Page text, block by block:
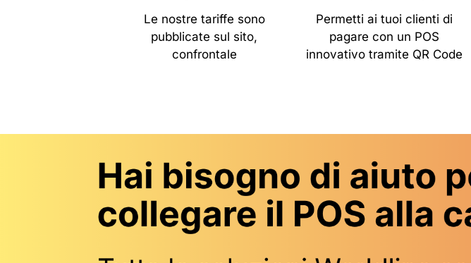
Le nostre tariffe sono
pubblicate sul sito,
confrontale
Permetti ai tuoi clienti di
pagare con un POS
innovativo tramite QR Code